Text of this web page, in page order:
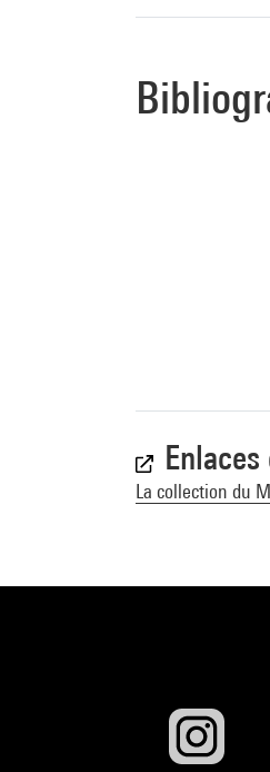
La collection du